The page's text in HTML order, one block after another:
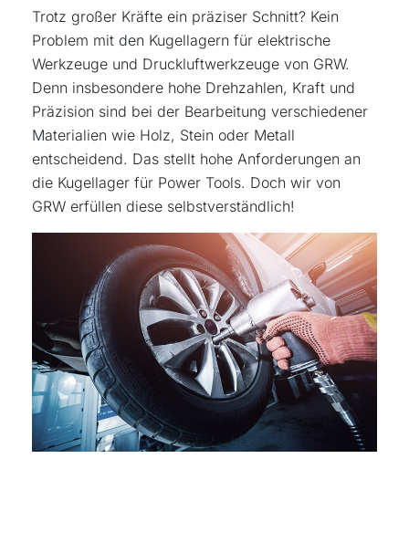
Trotz großer Kräfte ein präziser Schnitt? Kein
Problem mit den Kugellagern für elektrische
Werkzeuge und Druckluftwerkzeuge von GRW.
Denn insbesondere hohe Drehzahlen, Kraft und
Präzision sind bei der Bearbeitung verschiedener
Materialien wie Holz, Stein oder Metall
entscheidend. Das stellt hohe Anforderungen an
die Kugellager für Power Tools. Doch wir von
GRW erfüllen diese selbstverständlich!